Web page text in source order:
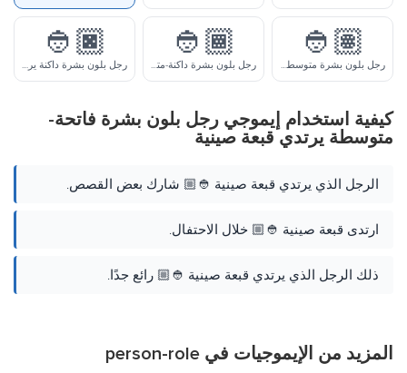
👲🏽
رجل بلون بشرة متوسطة يرتدي قبعة صينية
👲🏾
رجل بلون بشرة داكنة-متوسطة يرتدي قبعة صينية
👲🏿
رجل بلون بشرة داكنة يرتدي قبعة صينية
كيفية استخدام إيموجي رجل بلون بشرة فاتحة-
متوسطة يرتدي قبعة صينية
الرجل الذي يرتدي قبعة صينية 👲🏼 شارك بعض القصص.
ارتدى قبعة صينية 👲🏼 خلال الاحتفال.
ذلك الرجل الذي يرتدي قبعة صينية 👲🏼 رائع جدًا.
المزيد من الإيموجيات في person-role